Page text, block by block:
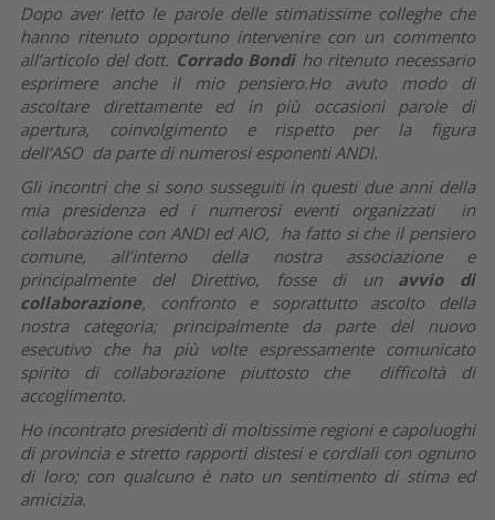
Dopo aver letto le parole delle stimatissime colleghe che
hanno ritenuto opportuno intervenire con un commento
all’articolo del dott. Corrado Bondiho ritenuto necessario
esprimere anche il mio pensiero.Ho avuto modo di
ascoltare direttamente ed in più occasioni parole di
apertura, coinvolgimento e rispetto per la figura
dell’ASO da parte di numerosi esponenti ANDI.
Gli incontri che si sono susseguiti in questi due anni della
mia presidenza ed i numerosi eventi organizzati in
collaborazione con ANDI ed AIO, ha fatto si che il pensiero
comune, all’interno della nostra associazione e
principalmente del Direttivo, fosse di un avvio di
collaborazione, confronto e soprattutto ascolto della
nostra categoria; principalmente da parte del nuovo
esecutivo che ha più volte espressamente comunicato
spirito di collaborazione piuttosto che difficoltà di
accoglimento.
Ho incontrato presidenti di moltissime regioni e capoluoghi
di provincia e stretto rapporti distesi e cordiali con ognuno
di loro; con qualcuno è nato un sentimento di stima ed
amicizia.